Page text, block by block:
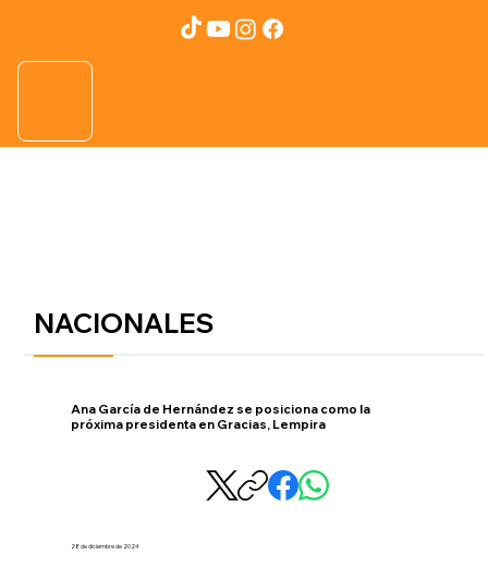
NACIONALES
Ana García de Hernández se posiciona como la
próxima presidenta en Gracias, Lempira
28 de diciembre de 2024